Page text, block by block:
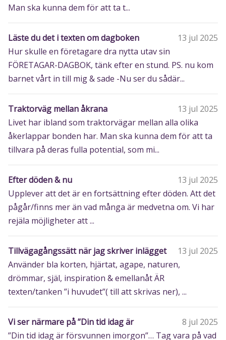
Man ska kunna dem för att ta t...
Läste du det i texten om dagboken
13 jul 2025
Hur skulle en företagare dra nytta utav sin
FÖRETAGAR-DAGBOK, tänk efter en stund. PS. nu kom
barnet vårt in till mig & sade -Nu ser du sådär...
Traktorväg mellan åkrana
13 jul 2025
Livet har ibland som traktorvägar mellan alla olika
åkerlappar bonden har. Man ska kunna dem för att ta
tillvara på deras fulla potential, som mi...
Efter döden & nu
13 jul 2025
Upplever att det är en fortsättning efter döden. Att det
pågår/finns mer än vad många är medvetna om. Vi har
rejäla möjligheter att ...
Tillvägagångssätt när jag skriver inlägget
13 jul 2025
Använder bla korten, hjärtat, agape, naturen,
drömmar, själ, inspiration & emellanåt ÄR
texten/tanken ”i huvudet”( till att skrivas ner), ...
Vi ser närmare på ”Din tid idag är
8 jul 2025
”Din tid idag är försvunnen imorgon”… Tag vara på vad